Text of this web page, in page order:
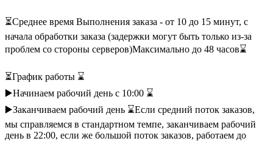
⏳Среднее время Выполнения заказа - от 10 до 15 минут, с
начала обработки заказа (задержки могут быть только из-за
проблем со стороны серверов)Максимально до 48 часов⌛️
⏳График работы ⌛
▶️Начинаем рабочий день с 10:00 ⌛️
▶️Заканчиваем рабочий день ⌛️Если средний поток заказов,
мы справляемся в стандартном темпе, заканчиваем рабочий
день в 22:00, если же большой поток заказов, работаем до